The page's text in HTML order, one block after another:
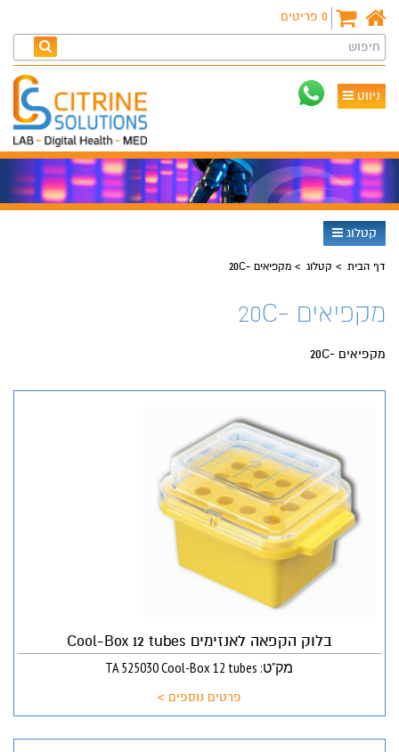
0 פריטים
חיפוש
ניווט
קטלוג
דף הבית קטלוג מקפיאים -20C
מקפיאים -20C
מקפיאים -20C
בלוק הקפאה לאנזימים Cool-Box 12 tubes
מק"ט: TA 525030 Cool-Box 12 tubes
פרטים נוספים >